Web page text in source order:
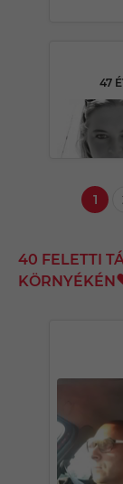
47
1
40 FELETTI
KÖRNYÉKÉN